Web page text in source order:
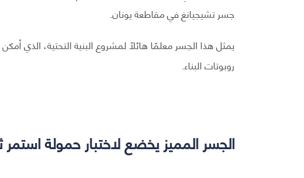
جسر تشيجيانغ في مقاطعة يونان.
يمثل هذا الجسر معلمًا هائلًا لمشروع البنية التحتية، الذي
روبوتات البناء.
الجسر المميز يخضع لاختبار حمولة استمر